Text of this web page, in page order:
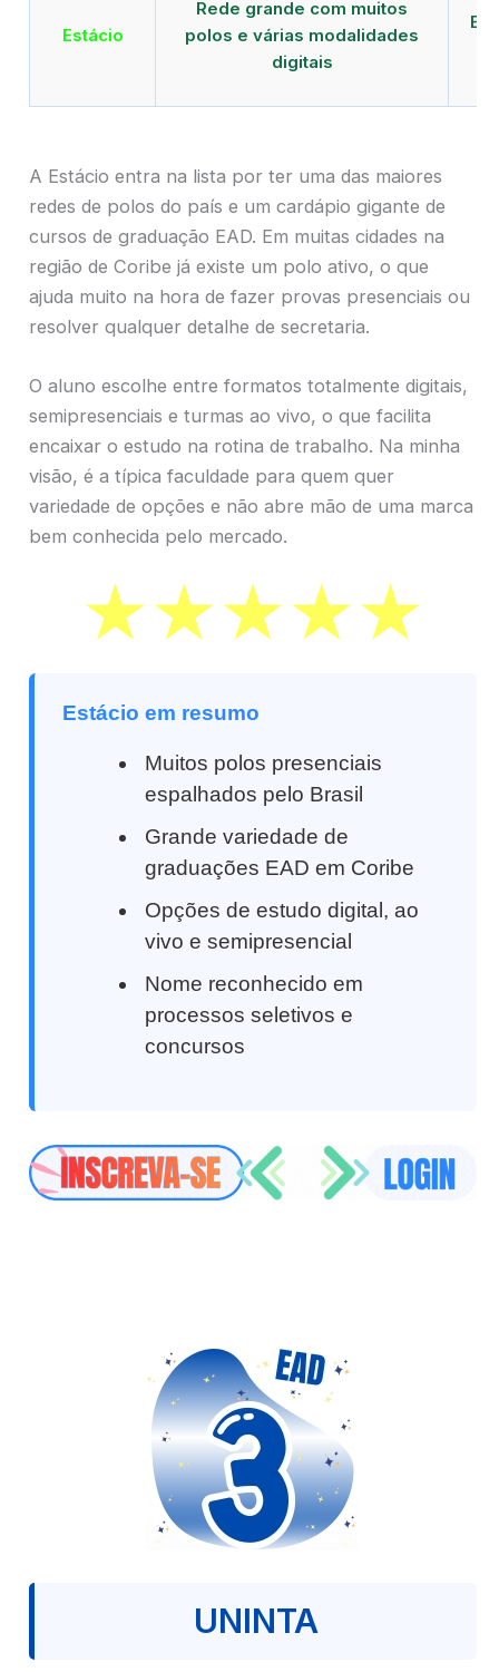
Estácio
Rede grande com muitos
polos e várias modalidades
digitais
A Estácio entra na lista por ter uma das maiores
redes de polos do país e um cardápio gigante de
cursos de graduação EAD. Em muitas cidades na
região de Coribe já existe um polo ativo, o que
ajuda muito na hora de fazer provas presenciais ou
resolver qualquer detalhe de secretaria.
O aluno escolhe entre formatos totalmente digitais,
semipresenciais e turmas ao vivo, o que facilita
encaixar o estudo na rotina de trabalho. Na minha
visão, é a típica faculdade para quem quer
variedade de opções e não abre mão de uma marca
bem conhecida pelo mercado.
Estácio em resumo
Muitos polos presenciais
espalhados pelo Brasil
Grande variedade de
graduações EAD em Coribe
Opções de estudo digital, ao
vivo e semipresencial
Nome reconhecido em
processos seletivos e
concursos
UNINTA